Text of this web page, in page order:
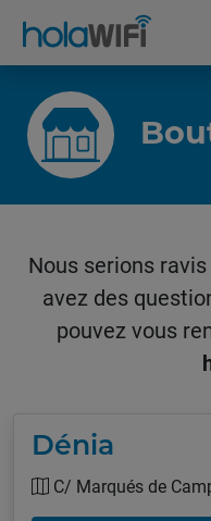
Nous serions
avez des
pouvez vous
Dénia
C/ Marqués de